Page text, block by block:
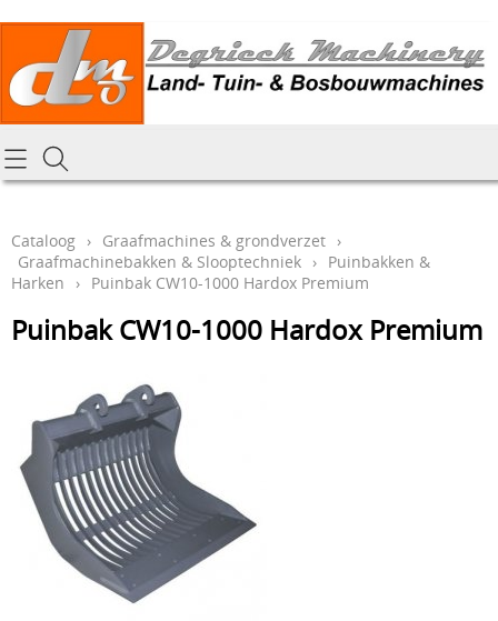
Homepagina
Tractoren & aanbouwdelen
Generatoren
Specifiek materiaal en actieproducten
Hoe online bestellen
Mijn bestelling laten leveren
Draai-en freeswerk
Onze Repairshop Diensten
Cataloog › Graafmachines & grondverzet ›
Graafmachinebakken & Slooptechniek › Puinbakken &
Harken
› Puinbak CW10-1000 Hardox Premium
Puinbak CW10-1000 Hardox Premium